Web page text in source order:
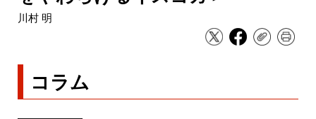
川村 明
コラム